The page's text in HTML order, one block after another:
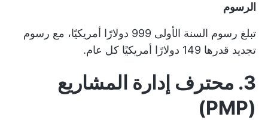
الرسوم
تبلغ رسوم السنة الأولى 999 دولارًا أمريكيًا، مع رسوم
تجديد قدرها 149 دولارًا أمريكيًا كل عام.
3. محترف إدارة المشاريع
(PMP)